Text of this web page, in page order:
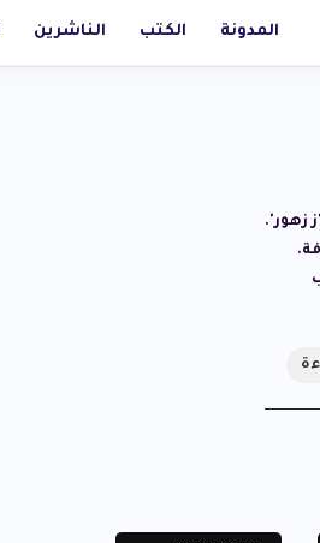
المدونة الكتب الناشرين
زهور'.